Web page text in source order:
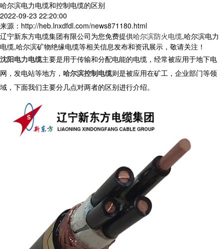
哈尔滨电力电缆和控制电缆的区别
2022-09-23 22:20:00
来源：http://heb.lnxdfdl.com/news871180.html
辽宁新东方电缆集团有限公司为您免费提供哈尔滨防火电缆,哈尔滨电力
电缆,哈尔滨矿物绝缘电缆等相关信息发布和资讯展示，敬请关注！
沈阳电力电缆主要是用于传输和分配电能的电缆，经常被应用于地下电
网，发电站等地方， 哈尔滨控制电缆则是被应用在矿工，企业部门等领
域，下面我们主要分几点对两者的区别进行介绍。